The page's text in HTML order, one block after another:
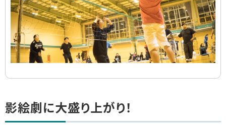
ト
ッ
影絵劇に大盛り上がり！